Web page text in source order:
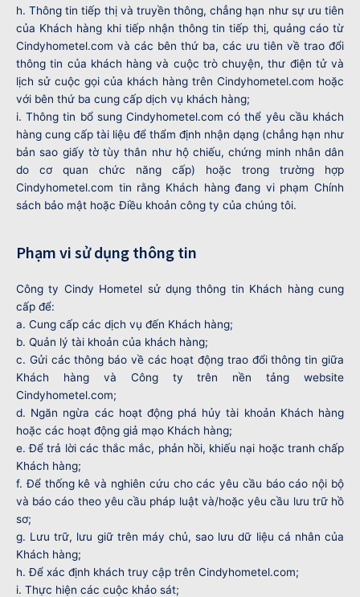
h. Thông tin tiếp thị và truyền thông, chẳng hạn như sự ưu tiên
của Khách hàng khi tiếp nhận thông tin tiếp thị, quảng cáo từ
Cindyhometel.com và các bên thứ ba, các ưu tiên về trao đổi
thông tin của khách hàng và cuộc trò chuyện, thư điện tử và
lịch sử cuộc gọi của khách hàng trên Cindyhometel.com hoặc
với bên thứ ba cung cấp dịch vụ khách hàng;
i. Thông tin bổ sung Cindyhometel.com có thể yêu cầu khách
hàng cung cấp tài liệu để thẩm định nhận dạng (chẳng hạn như
bản sao giấy tờ tùy thân như hộ chiếu, chứng minh nhân dân
do cơ quan chức năng cấp) hoặc trong trường hợp
Cindyhometel.com tin rằng Khách hàng đang vi phạm Chính
sách bảo mật hoặc Điều khoản công ty của chúng tôi.
Phạm vi sử dụng thông tin
Công ty Cindy Hometel sử dụng thông tin Khách hàng cung
cấp để:
a. Cung cấp các dịch vụ đến Khách hàng;
b. Quản lý tài khoản của khách hàng;
c. Gửi các thông báo về các hoạt động trao đổi thông tin giữa
Khách hàng và Công ty trên nền tảng website
Cindyhometel.com;
d. Ngăn ngừa các hoạt động phá hủy tài khoản Khách hàng
hoặc các hoạt động giả mạo Khách hàng;
e. Để trả lời các thắc mắc, phản hồi, khiếu nại hoặc tranh chấp
Khách hàng;
f. Để thống kê và nghiên cứu cho các yêu cầu báo cáo nội bộ
và báo cáo theo yêu cầu pháp luật và/hoặc yêu cầu lưu trữ hồ
sơ;
g. Lưu trữ, lưu giữ trên máy chủ, sao lưu dữ liệu cá nhân của
Khách hàng;
h. Để xác định khách truy cập trên Cindyhometel.com;
i. Thực hiện các cuộc khảo sát;